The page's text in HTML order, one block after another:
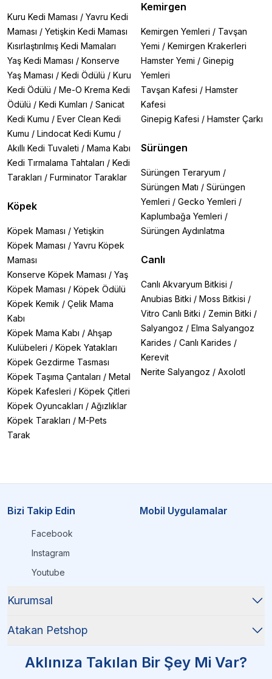
Kuru Kedi Maması / Yavru Kedi
Maması / Yetişkin Kedi Maması
Kısırlaştırılmış Kedi Mamaları
Yaş Kedi Maması / Konserve
Yaş Maması / Kedi Ödülü / Kuru
Kedi Ödülü / Me-O Krema Kedi
Ödülü / Kedi Kumları / Sanicat
Kedi Kumu / Ever Clean Kedi
Kumu / Lindocat Kedi Kumu /
Akıllı Kedi Tuvaleti / Mama Kabı
Kedi Tırmalama Tahtaları / Kedi
Tarakları / Furminator Taraklar
Köpek
Köpek Maması / Yetişkin
Köpek Maması / Yavru Köpek
Maması
Konserve Köpek Maması / Yaş
Köpek Maması / Köpek Ödülü
Köpek Kemik / Çelik Mama
Kabı
Köpek Mama Kabı / Ahşap
Kulübeleri / Köpek Yatakları
Köpek Gezdirme Tasması
Köpek Taşıma Çantaları / Metal
Köpek Kafesleri / Köpek Çitleri
Köpek Oyuncakları / Ağızlıklar
Köpek Tarakları / M-Pets
Tarak
Kemirgen
Kemirgen Yemleri / Tavşan
Yemi / Kemirgen Krakerleri
Hamster Yemi / Ginepig
Yemleri
Tavşan Kafesi / Hamster
Kafesi
Ginepig Kafesi / Hamster Çarkı
Sürüngen
Sürüngen Teraryum /
Sürüngen Matı / Sürüngen
Yemleri / Gecko Yemleri /
Kaplumbağa Yemleri /
Sürüngen Aydınlatma
Canlı
Canlı Akvaryum Bitkisi /
Anubias Bitki / Moss Bitkisi /
Vitro Canlı Bitki / Zemin Bitki /
Salyangoz / Elma Salyangoz
Karides / Canlı Karides /
Kerevit
Nerite Salyangoz / Axolotl
Bizi Takip Edin
Facebook
Instagram
Youtube
Mobil Uygulamalar
Kurumsal
Atakan Petshop
Aklınıza Takılan Bir Şey Mi Var?